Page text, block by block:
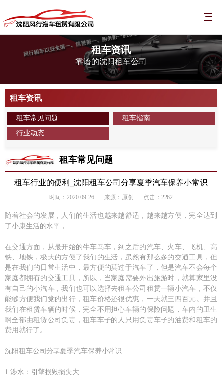
租车资讯
靠谱的沈阳租车公司
租车资讯
· 租车常见问题 · 租车指南
· 行业动态
租车常见问题
租车行业的便利_沈阳租车公司分享夏季汽车保养小常识
时间：2020-09-26 来源：原创 点击：2262
随着社会的发展，人们的生活也越来越舒适，越来越方便，完全达到
了小康生活的水平，
在交通方面，从最开始的牛车马车，到之后的汽车、火车、飞机、高
铁、地铁，极大的方便了我们的生活，虽然有那么多的交通工具，但
是在我们的日常生活中，最方便的莫过于汽车了，但是汽车不会每个
家庭都拥有的交通工具，所以，当家庭需要外出旅游时，就算家里没
有自己的小汽车，我们也可以选择去租车公司租赁一辆小汽车，不仅
能够方便我们党的出行，租车价格还很优惠，一天就三四百元。并且
我们在租赁车辆的时候，完全不用担心车辆的保险问题，车内的卫生
啊全部由租赁公司负责，租车车子的人只用负责车子的油费和租车的
费用就行了。
沈阳租车公司分享夏季汽车保养小常识
1.涉水：引擎损毁损失大